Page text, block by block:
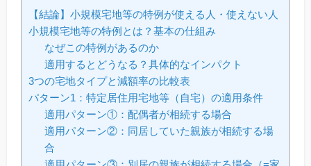
【結論】小規模宅地等の特例が使える人・使えない人
小規模宅地等の特例とは？基本の仕組み
なぜこの特例があるのか
適用するとどうなる？具体的なインパクト
3つの宅地タイプと減額率の比較表
パターン1：特定居住用宅地等（自宅）の適用条件
適用パターン①：配偶者が相続する場合
適用パターン②：同居していた親族が相続する場
合